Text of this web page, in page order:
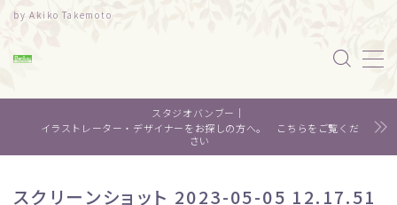
by Akiko Takemoto
MENU
水彩｜食べ物
スタジオバンブー｜
イラストレーター・デザイナーをお探しの方へ。 こちらをご覧くだ
さい
スクリーンショット 2023-05-05 12.17.51